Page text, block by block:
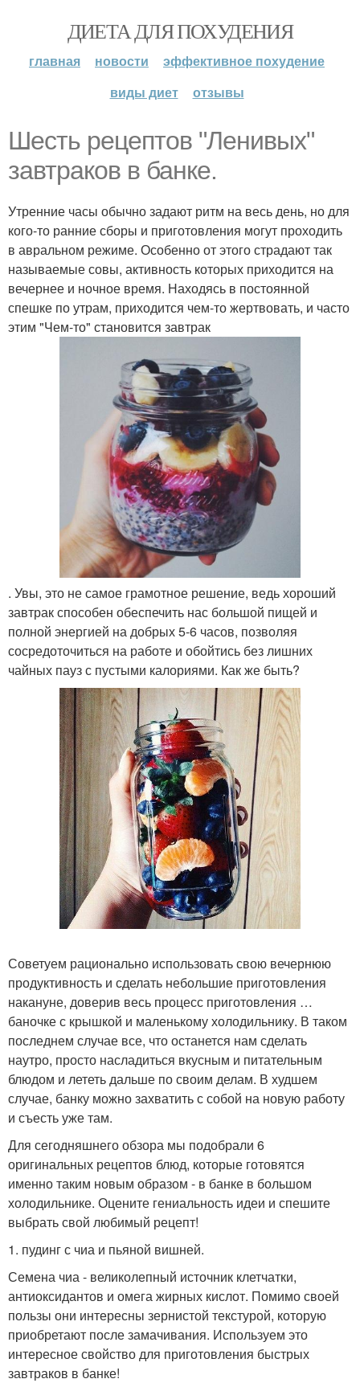
ДИЕТА ДЛЯ ПОХУДЕНИЯ
главная новости
эффективное похудение
виды диет
отзывы
Шесть рецептов "Ленивых"
завтраков в банке.
Утренние часы обычно задают ритм на весь день, но для
кого-то ранние сборы и приготовления могут проходить
в авральном режиме. Особенно от этого страдают так
называемые совы, активность которых приходится на
вечернее и ночное время. Находясь в постоянной
спешке по утрам, приходится чем-то жертвовать, и часто
этим "Чем-то" становится завтрак
. Увы, это не самое грамотное решение, ведь хороший
завтрак способен обеспечить нас большой пищей и
полной энергией на добрых 5-6 часов, позволяя
сосредоточиться на работе и обойтись без лишних
чайных пауз с пустыми калориями. Как же быть?
Советуем рационально использовать свою вечернюю
продуктивность и сделать небольшие приготовления
накануне, доверив весь процесс приготовления …
баночке с крышкой и маленькому холодильнику. В таком
последнем случае все, что останется нам сделать
наутро, просто насладиться вкусным и питательным
блюдом и лететь дальше по своим делам. В худшем
случае, банку можно захватить с собой на новую работу
и съесть уже там.
Для сегодняшнего обзора мы подобрали 6
оригинальных рецептов блюд, которые готовятся
именно таким новым образом - в банке в большом
холодильнике. Оцените гениальность идеи и спешите
выбрать свой любимый рецепт!
1. пудинг с чиа и пьяной вишней.
Семена чиа - великолепный источник клетчатки,
антиоксидантов и омега жирных кислот. Помимо своей
пользы они интересны зернистой текстурой, которую
приобретают после замачивания. Используем это
интересное свойство для приготовления быстрых
завтраков в банке!